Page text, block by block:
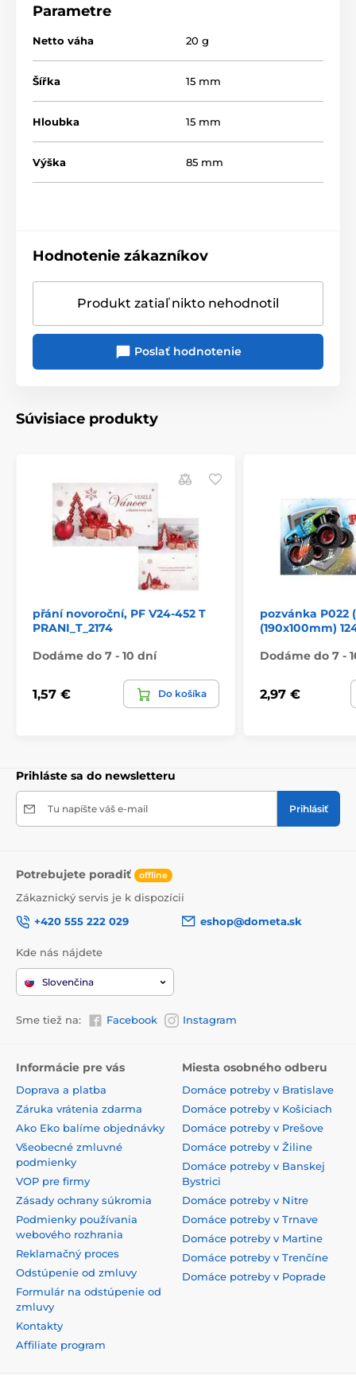
Parametre
Netto váha 20 g
Šířka 15 mm
Hloubka 15 mm
Výška 85 mm
Hodnotenie zákazníkov
Produkt zatiaľ nikto nehodnotil
Poslať hodnotenie
Súvisiace produkty
přání novoroční, PF V24-452 T
PRANI_T_2174
Dodáme do 7 - 10 dní
1,57 € Do košíka
pozvánka P022
(190x100mm)
Dodáme do 7 -
2,97 €
Prihláste sa do newsletteru
Tu napíšte váš e-mail Prihlásiť
Potrebujete poradiť offline
Zákaznický servis je k dispozícii
+420 555 222 029
eshop@dometa.sk
Kde nás nájdete
Slovenčina
Sme tiež na: Facebook Instagram
Informácie pre vás
Doprava a platba
Záruka vrátenia zdarma
Ako Eko balíme objednávky
Všeobecné zmluvné
podmienky
VOP pre firmy
Zásady ochrany súkromia
Podmienky používania
webového rozhrania
Reklamačný proces
Odstúpenie od zmluvy
Formulár na odstúpenie od
zmluvy
Kontakty
Affiliate program
Miesta osobného odberu
Domáce potreby v Bratislave
Domáce potreby v Košiciach
Domáce potreby v Prešove
Domáce potreby v Žiline
Domáce potreby v Banskej
Bystrici
Domáce potreby v Nitre
Domáce potreby v Trnave
Domáce potreby v Martine
Domáce potreby v Trenčíne
Domáce potreby v Poprade